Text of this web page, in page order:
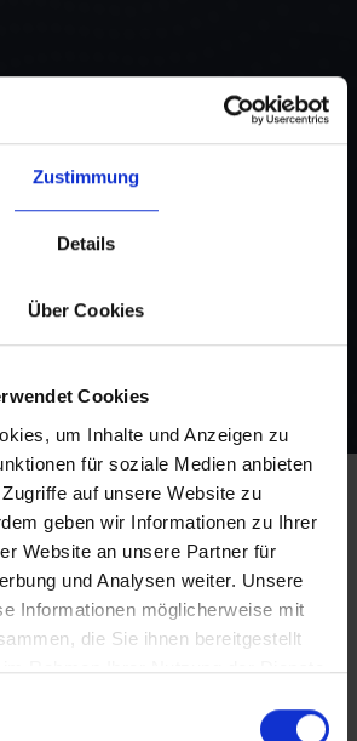
Zustimmung
Details
Über Cookies
Cookies
um Inhalte und Anzeigen zu
für soziale Medien anbieten
auf unsere Website zu
geben wir Informationen zu Ihrer
Website an unsere Partner für
und Analysen weiter. Unsere
Informationen möglicherweise mit
die Sie ihnen bereitgestellt
Rahmen Ihrer Nutzung der Dienste
Express
Express